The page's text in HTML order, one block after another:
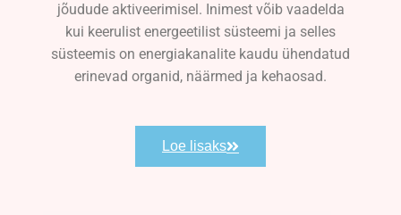
jõudude aktiveerimisel. Inimest võib vaadelda
kui keerulist energeetilist süsteemi ja selles
süsteemis on energiakanalite kaudu ühendatud
erinevad organid, näärmed ja kehaosad.
Loe lisaks